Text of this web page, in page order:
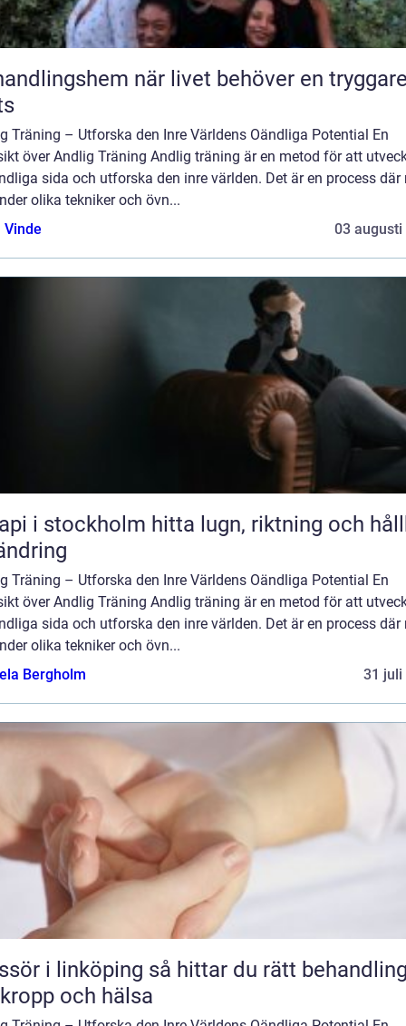
när livet behöver en tryggare
Träning – Utforska den Inre Världens Oändliga Potential En
över Andlig Träning Andlig träning är en metod för att
sida och utforska den inre världen. Det är en process där
olika tekniker och övn...
Vinde
03 augusti
hitta lugn, riktning och hållbar
Träning – Utforska den Inre Världens Oändliga Potential En
över Andlig Träning Andlig träning är en metod för att
sida och utforska den inre världen. Det är en process där
olika tekniker och övn...
Bergholm
31 juli
så hittar du rätt behandling
och hälsa